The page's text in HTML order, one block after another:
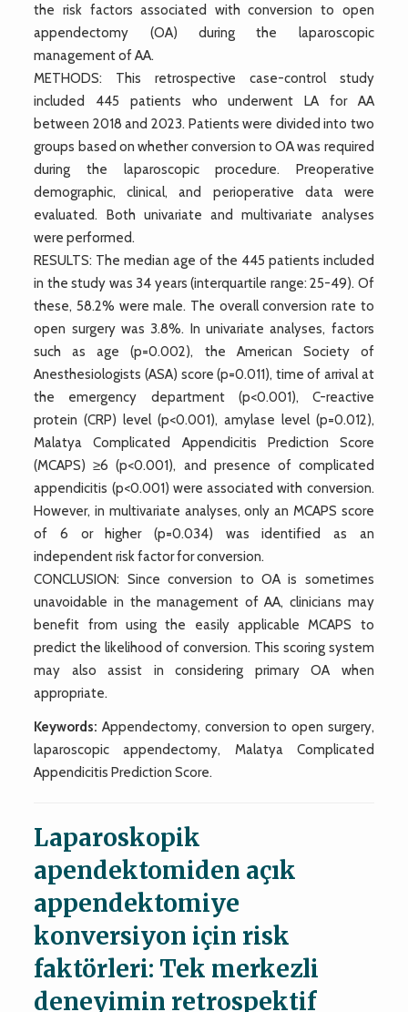
the risk factors associated with conversion to open
appendectomy (OA) during the laparoscopic
management of AA.
METHODS: This retrospective case-control study
included 445 patients who underwent LA for AA
between 2018 and 2023. Patients were divided into two
groups based on whether conversion to OA was required
during the laparoscopic procedure. Preoperative
demographic, clinical, and perioperative data were
evaluated. Both univariate and multivariate analyses
were performed.
RESULTS: The median age of the 445 patients included
in the study was 34 years (interquartile range: 25-49). Of
these, 58.2% were male. The overall conversion rate to
open surgery was 3.8%. In univariate analyses, factors
such as age (p=0.002), the American Society of
Anesthesiologists (ASA) score (p=0.011), time of arrival at
the emergency department (p<0.001), C-reactive
protein (CRP) level (p<0.001), amylase level (p=0.012),
Malatya Complicated Appendicitis Prediction Score
(MCAPS) ≥6 (p<0.001), and presence of complicated
appendicitis (p<0.001) were associated with conversion.
However, in multivariate analyses, only an MCAPS score
of 6 or higher (p=0.034) was identified as an
independent risk factor for conversion.
CONCLUSION: Since conversion to OA is sometimes
unavoidable in the management of AA, clinicians may
benefit from using the easily applicable MCAPS to
predict the likelihood of conversion. This scoring system
may also assist in considering primary OA when
appropriate.
Keywords: Appendectomy, conversion to open surgery,
laparoscopic appendectomy, Malatya Complicated
Appendicitis Prediction Score.
Laparoskopik
apendektomiden açık
appendektomiye
konversiyon için risk
faktörleri: Tek merkezli
deneyimin retrospektif